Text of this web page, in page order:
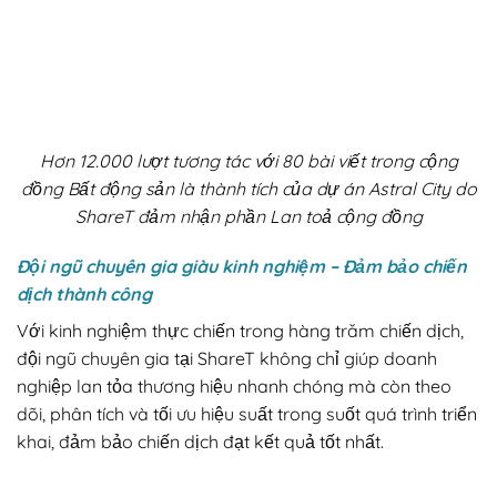
Hơn 12.000 lượt tương tác với 80 bài viết trong cộng
đồng Bất động sản là thành tích của dự án Astral City do
ShareT đảm nhận phần Lan toả cộng đồng
Đội ngũ chuyên gia giàu kinh nghiệm – Đảm bảo chiến
dịch thành công
Với kinh nghiệm thực chiến trong hàng trăm chiến dịch,
đội ngũ chuyên gia tại ShareT không chỉ giúp doanh
nghiệp lan tỏa thương hiệu nhanh chóng mà còn theo
dõi, phân tích và tối ưu hiệu suất trong suốt quá trình triển
khai, đảm bảo chiến dịch đạt kết quả tốt nhất.